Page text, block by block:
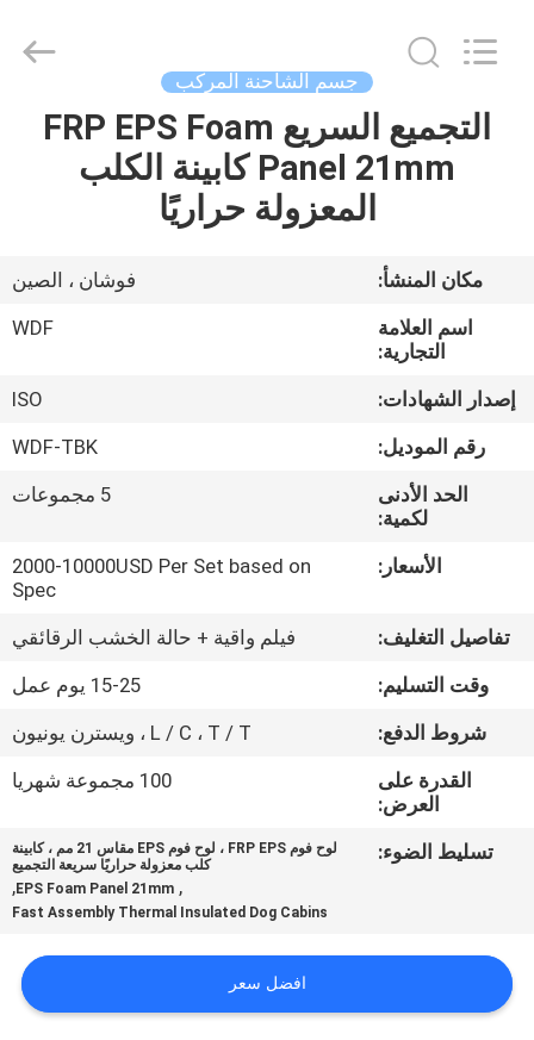
منزل،
معلومات
جولة
الجودة
اتصل
خريطة
الموقع
Foshan
جسم الشاحنة المركب
التجميع السريع FRP EPS Foam
Panel 21mm كابينة الكلب
المعزولة حراريًا
مكان المنشأ:
فوشان ، الصين
اسم العلامة
التجارية:
WDF
إصدار الشهادات:
ISO
رقم الموديل:
WDF-TBK
الحد الأدنى
لكمية:
5 مجموعات
الأسعار:
2000-10000USD Per Set based on
Spec
تفاصيل التغليف:
فيلم واقية + حالة الخشب الرقائقي
وقت التسليم:
15-25 يوم عمل
شروط الدفع:
L / C ، T / T ، ويسترن يونيون
القدرة على
العرض:
100 مجموعة شهريا
تسليط الضوء:
لوح فوم FRP EPS ، لوح فوم EPS مقاس 21 مم ، كابينة
كلب معزولة حراريًا سريعة التجميع
,
EPS Foam Panel 21mm
,
Fast Assembly Thermal Insulated Dog Cabins
افضل سعر